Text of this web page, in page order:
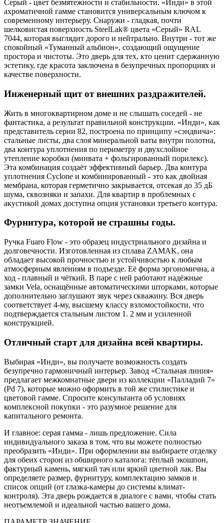
Серый - цвет безмятежности и стабильности. «Инди» в этой
ахроматичной гамме становится универсальным ключом к
современному интерьеру. Снаружи - гладкая, почти
шелковистая поверхность SteelLak® цвета «Серый» RAL
7044, которая выглядит дорого и нейтрально. Внутри - тот же
спокойный «Туманный альбион», создающий ощущение
простора и чистоты. Это дверь для тех, кто ценит сдержанную
эстетику, где красота заключена в безупречных пропорциях и
качестве поверхности.
Инженерный щит от внешних раздражителей.
Жить в многоквартирном доме и не слышать соседей - не
фантастика, а результат правильной конструкции. «Инди», как
представитель серии 82, построена по принципу «сэндвича»:
стальные листы, два слоя минеральной ваты внутри полотна,
два контура уплотнения по периметру и двухслойное
утепление коробки (минвата + фольгированный порилекс).
Эта комбинация создаёт эффективный барьер. Два контура
уплотнения Cyclone и комбинированный - это как двойная
мембрана, которая герметично закрывается, отсекая до 35 дБ
шума, сквозняки и запахи. Для квартир в проблемных с
акустикой домах доступна опция установки третьего контура.
Фурнитура, которой не страшны годы.
Ручка Fuaro Flow - это образец индустриального дизайна и
долговечности. Изготовленная из сплава ZAMAK, она
обладает высокой прочностью и устойчивостью к любым
атмосферным явлениям в подъезде. Её форма эргономична, а
ход - плавный и чёткий. В паре с ней работают надёжные
замки Vela, оснащённые автоматическими шторками, которые
дополнительно заглушают звук через скважину. Вся дверь
соответствует 4-му, высшему классу взломостойкости, что
подтверждается стальным листом 1. 2 мм и усиленной
конструкцией.
Отличный старт для дизайна всей квартиры.
Выбирая «Инди», вы получаете возможность создать
безупречно гармоничный интерьер. Завод «Стальная линия»
предлагает межкомнатные двери из коллекции «Палладий 7»
(Pd 7), которые можно оформить в той же стилистике и
цветовой гамме. Спросите консультанта об условиях
комплексной покупки - это разумное решение для
капитального ремонта.
И главное: серая гамма - лишь предложение. Сила
индивидуального заказа в том, что вы можете полностью
преобразить «Инди». При оформлении вы выбираете отделку
для обеих сторон из обширного каталога: тёплый экошпон,
фактурный камень, мягкий тач или яркий цветной лак. Вы
определяете размер, фурнитуру, комплектацию замков и
список опций (от глазка-камеры до системы климат-
контроля). Эта дверь рождается в диалоге с вами, чтобы стать
неотъемлемой и идеальной частью вашего дома.